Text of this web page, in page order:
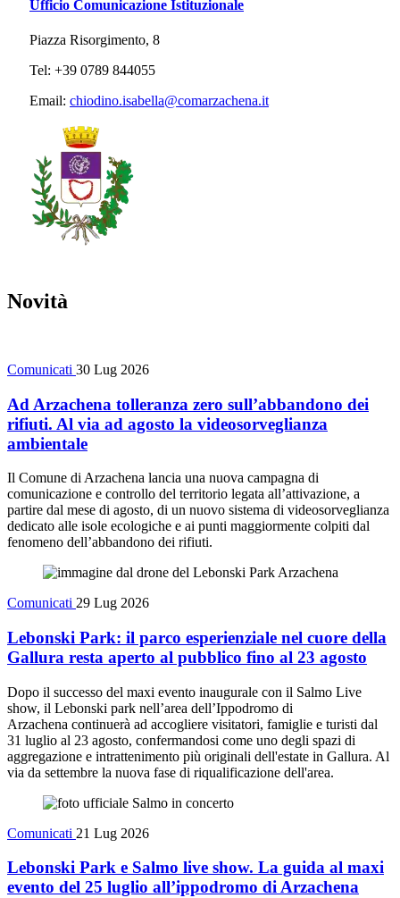
Ufficio Comunicazione Istituzionale
Piazza Risorgimento, 8
Tel: +39 0789 844055
Email: chiodino.isabella@comarzachena.it
Novità
Comunicati 30 Lug 2026
Ad Arzachena tolleranza zero sull’abbandono dei
rifiuti. Al via ad agosto la videosorveglianza
ambientale
Il Comune di Arzachena lancia una nuova campagna di
comunicazione e controllo del territorio legata all’attivazione, a
partire dal mese di agosto, di un nuovo sistema di videosorveglianza
dedicato alle isole ecologiche e ai punti maggiormente colpiti dal
fenomeno dell’abbandono dei rifiuti.
Comunicati 29 Lug 2026
Lebonski Park: il parco esperienziale nel cuore della
Gallura resta aperto al pubblico fino al 23 agosto
Dopo il successo del maxi evento inaugurale con il Salmo Live
show, il Lebonski park nell’area dell’Ippodromo di
Arzachena continuerà ad accogliere visitatori, famiglie e turisti dal
31 luglio al 23 agosto, confermandosi come uno degli spazi di
aggregazione e intrattenimento più originali dell'estate in Gallura. Al
via da settembre la nuova fase di riqualificazione dell'area.
Comunicati 21 Lug 2026
Lebonski Park e Salmo live show. La guida al maxi
evento del 25 luglio all’ippodromo di Arzachena